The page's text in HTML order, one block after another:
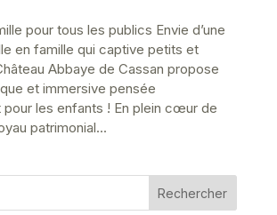
pour tous les publics Envie d’une
en famille qui captive petits et
Abbaye de Cassan propose
et immersive pensée
les enfants ! En plein cœur de
patrimonial...
Rechercher